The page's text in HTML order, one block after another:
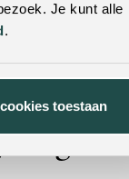
Je kunt alle
.
toestaan
Nee
nog?